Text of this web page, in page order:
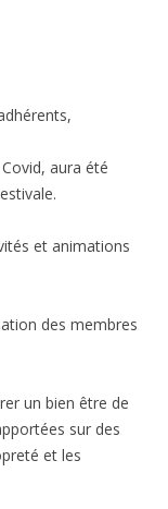
aura été
et animations
des membres
un bien être de
sur des
et les